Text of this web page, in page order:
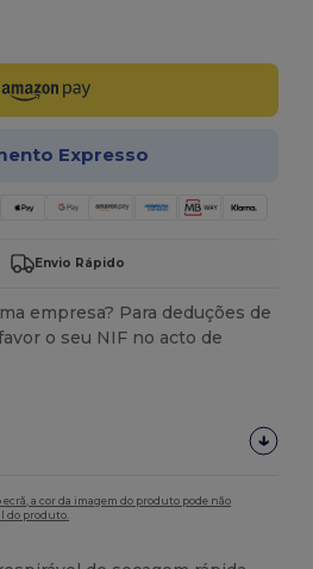
Expresso
Envio Rápido
empresa? Para deduções de
o seu NIF no acto de
a cor da imagem do produto pode não
do produto.